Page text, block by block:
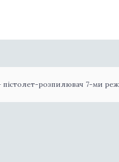
розпилювач 7-ми